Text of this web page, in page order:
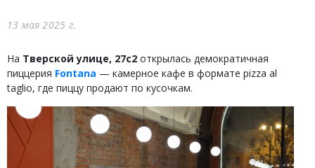
13 мая 2025 г.
На Тверской улице, 27с2 открылась демократичная
пиццерия Fontana — камерное кафе в формате pizza al
taglio, где пиццу продают по кусочкам.